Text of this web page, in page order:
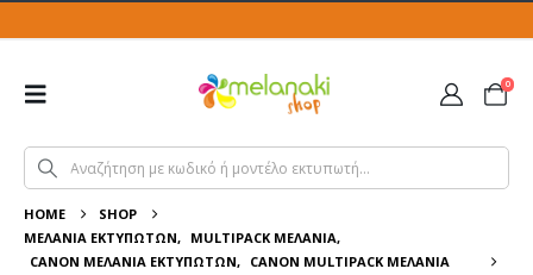
0
HOME
SHOP
ΜΕΛΆΝΙΑ ΕΚΤΥΠΩΤΏΝ, MULTIPACK ΜΕΛΆΝΙΑ,
CANON ΜΕΛΆΝΙΑ ΕΚΤΥΠΩΤΏΝ, CANON MULTIPACK ΜΕΛΆΝΙΑ